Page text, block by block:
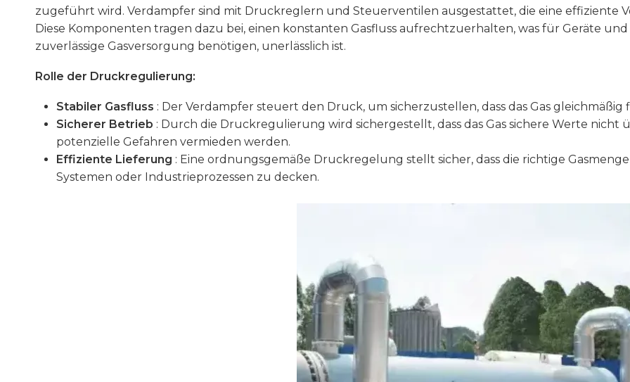
zugeführt wird. Verdampfer sind mit Druckreglern und Steuerventilen ausgestattet, die eine effiziente
Diese Komponenten tragen dazu bei, einen konstanten Gasfluss aufrechtzuerhalten, was für Geräte
zuverlässige Gasversorgung benötigen, unerlässlich ist.
Rolle der Druckregulierung:
Stabiler Gasfluss : Der Verdampfer steuert den Druck, um sicherzustellen, dass das Gas gleichmäßig
Sicherer Betrieb : Durch die Druckregulierung wird sichergestellt, dass das Gas sichere Werte
potenzielle Gefahren vermieden werden.
Effiziente Lieferung : Eine ordnungsgemäße Druckregelung stellt sicher, dass die richtige
Systemen oder Industrieprozessen zu decken.